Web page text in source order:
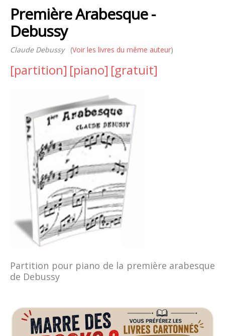
Première Arabesque -
Debussy
Claude Debussy(Voir les livres du même auteur)
[partition] [piano] [gratuit]
Partition pour piano de la première arabesque
de Debussy